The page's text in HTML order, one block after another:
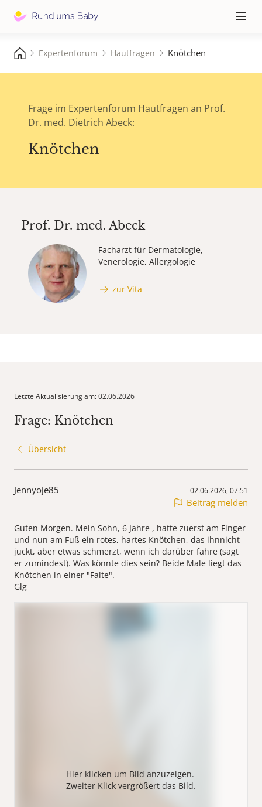
≡
Expertenforum Hautfragen Knötchen
Frage im Expertenforum Hautfragen an Prof.
Dr. med. Dietrich Abeck:
Knötchen
Prof. Dr. med.Abeck
Facharzt für Dermatologie,
Venerologie, Allergologie
zur Vita
Letzte Aktualisierung am: 02.06.2026
Frage: Knötchen
Übersicht
Jennyoje85 02.06.2026, 07:51
Beitrag melden
Guten Morgen. Mein Sohn, 6 Jahre , hatte zuerst am Finger
und nun am Fuß ein rotes, hartes Knötchen, das ihnnicht
juckt, aber etwas schmerzt, wenn ich darüber fahre (sagt
er zumindest). Was könnte dies sein? Beide Male liegt das
Knötchen in einer "Falte".
Glg